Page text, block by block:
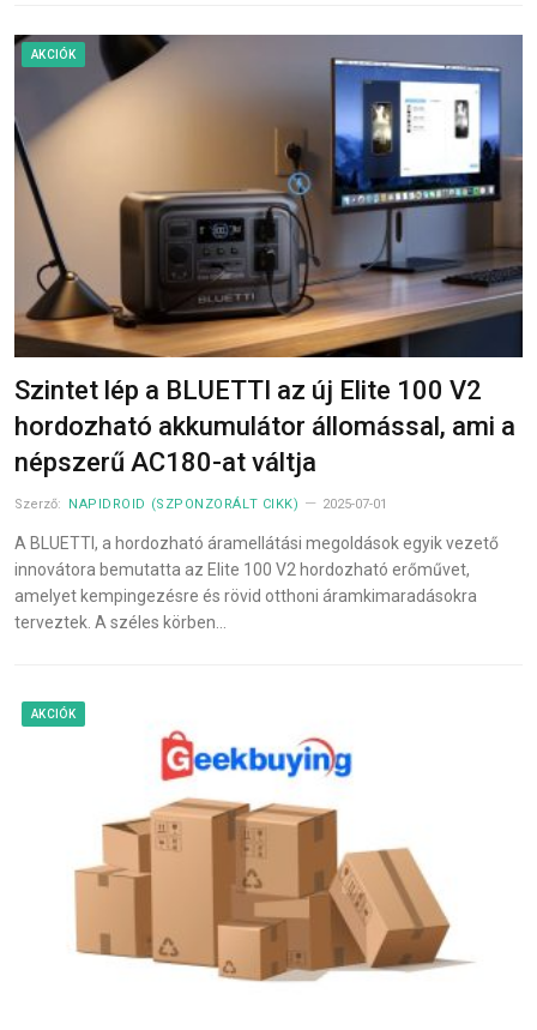
AKCIÓK
Szintet lép a BLUETTI az új Elite 100 V2
hordozható akkumulátor állomással, ami a
népszerű AC180-at váltja
Szerző: NAPIDROID (SZPONZORÁLT CIKK) 2025-07-01
A BLUETTI, a hordozható áramellátási megoldások egyik vezető
innovátora bemutatta az Elite 100 V2 hordozható erőművet,
amelyet kempingezésre és rövid otthoni áramkimaradásokra
terveztek. A széles körben…
AKCIÓK